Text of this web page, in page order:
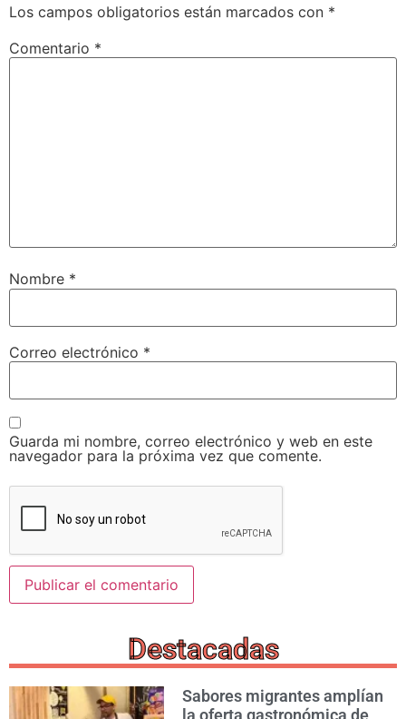
Los campos obligatorios están marcados con *
Comentario *
Nombre *
Correo electrónico *
Guarda mi nombre, correo electrónico y web en este
navegador para la próxima vez que comente.
Destacadas
Sabores migrantes amplían
la oferta gastronómica de